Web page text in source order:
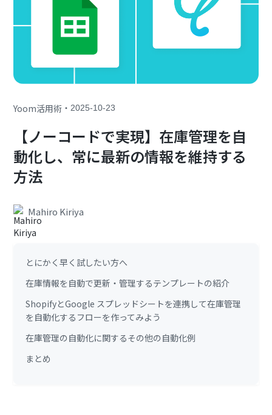
Yoom活用術 ・2025-10-23
【ノーコードで実現】在庫管理を自
動化し、常に最新の情報を維持する
方法
Mahiro Kiriya
とにかく早く試したい方へ
在庫情報を自動で更新・管理するテンプレートの紹介
ShopifyとGoogle スプレッドシートを連携して在庫管理
を自動化するフローを作ってみよう
在庫管理の自動化に関するその他の自動化例
まとめ